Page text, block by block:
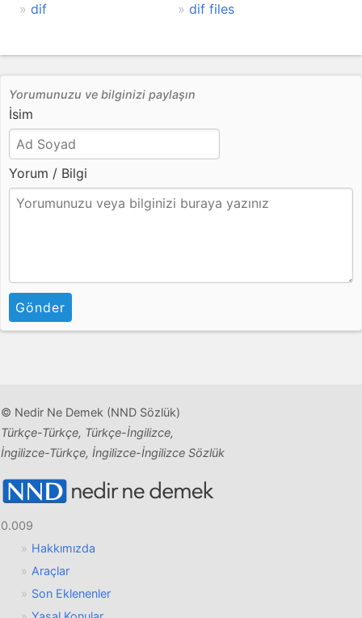
dif
dif files
Yorumunuzu ve bilginizi paylaşın
İsim
Yorum / Bilgi
Gönder
© Nedir Ne Demek (NND Sözlük)
Türkçe-Türkçe, Türkçe-İngilizce,
İngilizce-Türkçe, İngilizce-İngilizce Sözlük
0.009
Hakkımızda
Araçlar
Son Eklenenler